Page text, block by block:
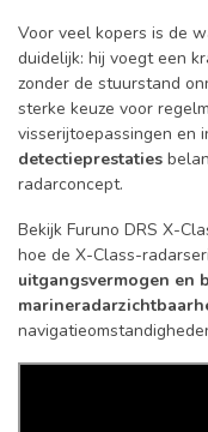
Voor veel kopers is de
duidelijk: hij voegt een
zonder de stuurstand
sterke keuze voor
visserijtoepassingen en
detectieprestaties
radarconcept.
Bekijk Furuno DRS X-
hoe de X-Class-
uitgangsvermogen en